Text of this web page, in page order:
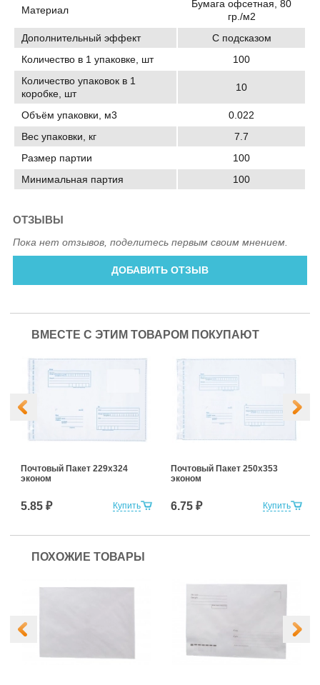
Материал
Бумага офсетная, 80
гр./м2
Дополнительный эффект
С подсказом
Количество в 1 упаковке, шт
100
Количество упаковок в 1
коробке, шт
10
Объём упаковки, м3
0.022
Вес упаковки, кг
7.7
Размер партии
100
Минимальная партия
100
ОТЗЫВЫ
Пока нет отзывов, поделитесь первым своим мнением.
ДОБАВИТЬ ОТЗЫВ
ВМЕСТЕ С ЭТИМ ТОВАРОМ ПОКУПАЮТ
Купить
Почтовый Пакет 229х324
эконом
5.85 ₽ Купить
Почтовый Пакет 250х353
эконом
6.75 ₽
ПОХОЖИЕ ТОВАРЫ